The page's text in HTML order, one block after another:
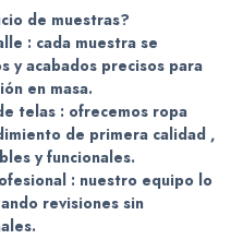
de muestras?
: cada muestra se
y acabados precisos para
en masa.
telas : ofrecemos ropa
de primera calidad ,
y funcionales.
: nuestro equipo lo
revisiones sin